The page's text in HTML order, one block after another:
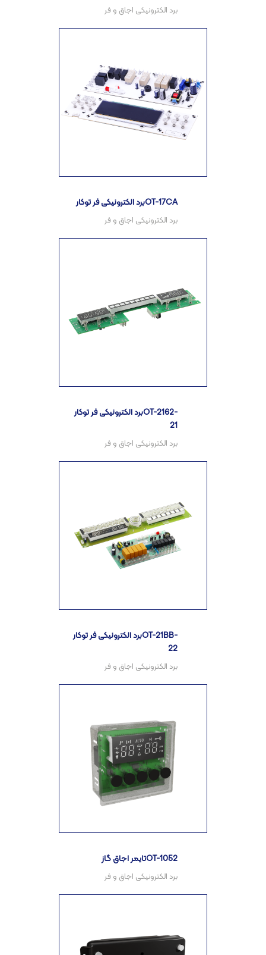
برد الکترونیکی فر توکارOT-17CA
برد الکترونیکی فر توکارOT-2162-
21
برد الکترونیکی فر توکارOT-21BB-
22
تایمر اجاق گازOT-1052